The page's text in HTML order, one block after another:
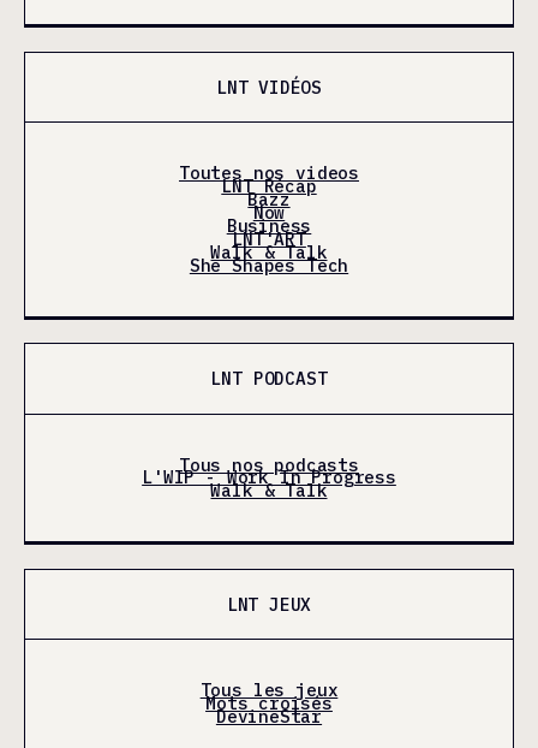
LNT VIDÉOS
Toutes nos videos
LNT Récap
Bazz
Now
Business
LNT'ART
Walk & Talk
She Shapes Tech
LNT PODCAST
Tous nos podcasts
L'WIP - Work In Progress
Walk & Talk
LNT JEUX
Tous les jeux
Mots croisés
DevineStar